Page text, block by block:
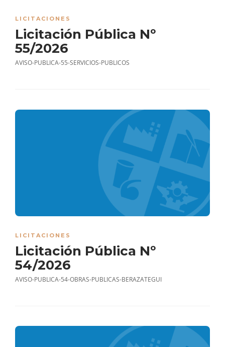
LICITACIONES
Licitación Pública Nº
55/2026
AVISO-PUBLICA-55-SERVICIOS-PUBLICOS
LICITACIONES
Licitación Pública Nº
54/2026
AVISO-PUBLICA-54-OBRAS-PUBLICAS-BERAZATEGUI